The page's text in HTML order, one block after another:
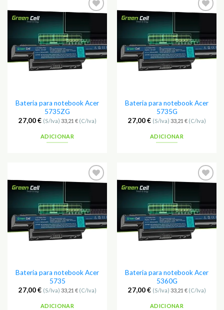
Favoritos
Bateria para notebook Acer
5735ZG
27,00€ (S/Iva) 33,21 €(C/Iva)
ADICIONAR
Favoritos
Bateria para notebook Acer
5735G
27,00€ (S/Iva) 33,21 €(C/Iva)
ADICIONAR
Favoritos
Bateria para notebook Acer
5735
27,00€ (S/Iva) 33,21 €(C/Iva)
ADICIONAR
Favoritos
Bateria para notebook Acer
5360G
27,00€ (S/Iva) 33,21 €(C/Iva)
ADICIONAR